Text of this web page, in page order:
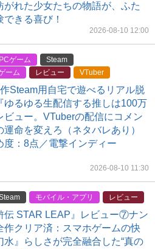
がれた少女たちの物語が、ふた
できる喜び！
2026-08-10 12:00
PCゲーム
Steam
ーム
レビュー VTuber
Steam用自宅で遊べるリアル脱
ゆるゆる生配信する推しは100万
ビュー。VTuberの配信にコメン
運命を変えろ（ネタバレあり）
度：8点／電撃インディー
2026-08-10 11:30
モバイル・アプリ レビュー
伝 STAR LEAP』レビュー⑦ナン
作クリア済：スマホゲームの快
水』らしさが完全融合した“真の